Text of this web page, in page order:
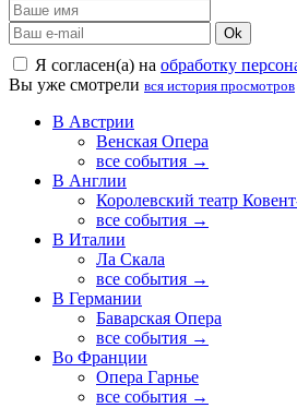
Ok
Я согласен(а) на обработку
Вы уже смотрели вся история просмотров
В Австрии
Венская Опера
все события →
В Англии
Королевский театр
все события →
В Италии
Ла Скала
все события →
В Германии
Баварская Опера
все события →
Во Франции
Опера Гарнье
все события →